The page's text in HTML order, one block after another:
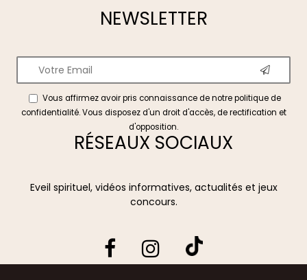
NEWSLETTER
Vous affirmez avoir pris connaissance de notrepolitique de
confidentialité. Vous disposez d'un droit d'accès, de rectification et
d'opposition.
RÉSEAUX SOCIAUX
Eveil spirituel, vidéos informatives, actualités et jeux
concours.